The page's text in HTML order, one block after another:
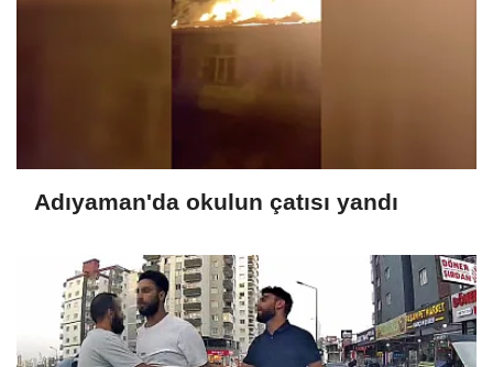
Adıyaman'da okulun çatısı yandı